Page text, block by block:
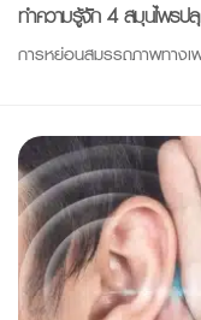
ทำความรู้จัก 4 สมุนไพร
การหย่อนสมรรถภาพทางเ